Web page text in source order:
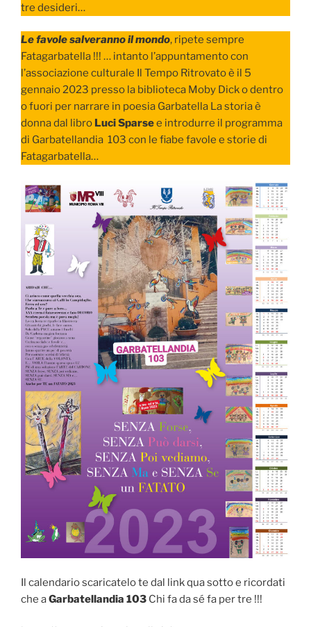
tre desideri…
Le favole salveranno il mondo, ripete sempre
Fatagarbatella !!! … intanto l’appuntamento con
l’associazione culturale Il Tempo Ritrovato è il 5
gennaio 2023 presso la biblioteca Moby Dick o dentro
o fuori per narrare in poesia Garbatella La storia è
donna dal libro Luci Sparsee introdurre il programma
di Garbatellandia 103 con le fiabe favole e storie di
Fatagarbatella…
Il calendario scaricatelo te dal link qua sotto e ricordati
che aGarbatellandia 103 Chi fa da sé fa per tre !!!